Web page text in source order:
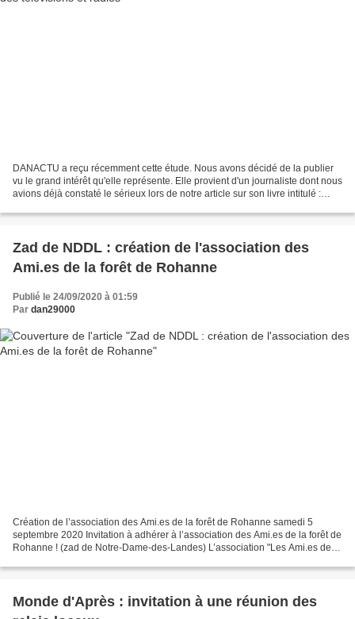
DANACTU a reçu récemment cette étude. Nous avons décidé de la publier
vu le grand intérêt qu'elle représente. Elle provient d'un journaliste dont nous
avions déjà constaté le sérieux lors de notre article sur son livre intitulé :
Zad de NDDL : création de l'association des
Ami.es de la forêt de Rohanne
Publié le 24/09/2020 à 01:59
Par dan29000
Création de l’association des Ami.es de la forêt de Rohanne samedi 5
septembre 2020 Invitation à adhérer à l’association des Ami.es de la forêt de
Rohanne ! (zad de Notre-Dame-des-Landes) L’association "Les Ami.es de la
Monde d'Après : invitation à une réunion des